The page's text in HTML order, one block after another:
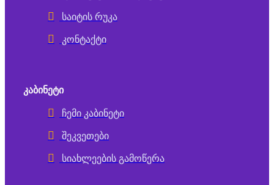
საიტის რუკა
კონტაქტი
ᲙᲐᲑᲘᲜᲔᲢᲘ
ჩემი კაბინეტი
შეკვეთები
სიახლეების გამოწერა